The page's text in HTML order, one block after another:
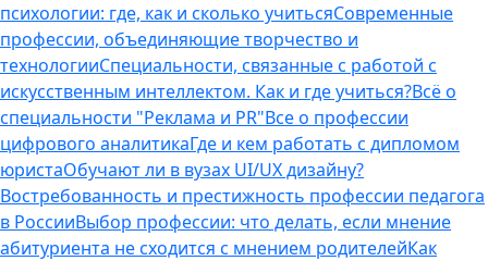
психологии: где, как и сколько учитьсяСовременные
профессии, объединяющие творчество и
технологииСпециальности, связанные с работой с
искусственным интеллектом. Как и где учиться?Всё о
специальности "Реклама и PR"Все о профессии
цифрового аналитикаГде и кем работать с дипломом
юристаОбучают ли в вузах UI/UX дизайну?
Востребованность и престижность профессии педагога
в РоссииВыбор профессии: что делать, если мнение
абитуриента не сходится с мнением родителейКак